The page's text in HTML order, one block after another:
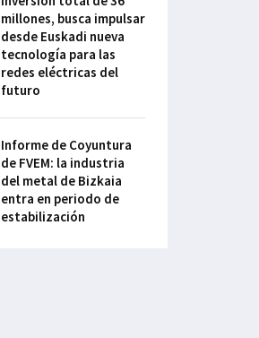
millones, busca impulsar
desde Euskadi nueva
tecnología para las
redes eléctricas del
futuro
Informe de Coyuntura
de FVEM: la industria
del metal de Bizkaia
entra en periodo de
estabilización